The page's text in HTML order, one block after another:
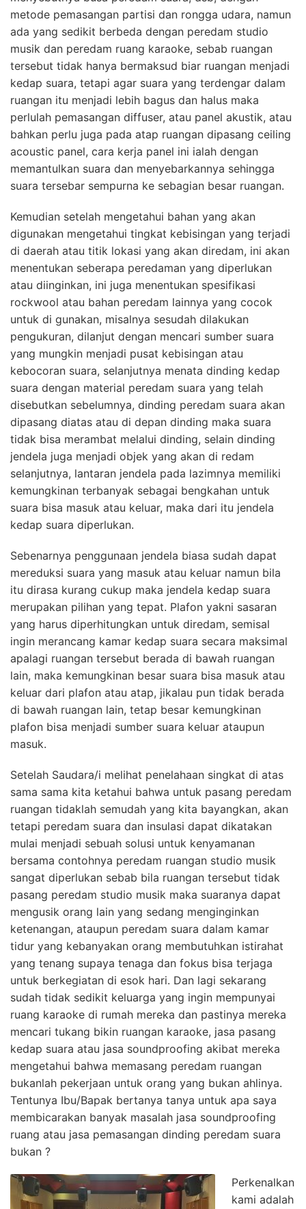
metode pemasangan partisi dan rongga udara, namun
ada yang sedikit berbeda dengan peredam studio
musik dan peredam ruang karaoke, sebab ruangan
tersebut tidak hanya bermaksud biar ruangan menjadi
kedap suara, tetapi agar suara yang terdengar dalam
ruangan itu menjadi lebih bagus dan halus maka
perlulah pemasangan diffuser, atau panel akustik, atau
bahkan perlu juga pada atap ruangan dipasang ceiling
acoustic panel, cara kerja panel ini ialah dengan
memantulkan suara dan menyebarkannya sehingga
suara tersebar sempurna ke sebagian besar ruangan.
Kemudian setelah mengetahui bahan yang akan
digunakan mengetahui tingkat kebisingan yang terjadi
di daerah atau titik lokasi yang akan diredam, ini akan
menentukan seberapa peredaman yang diperlukan
atau diinginkan, ini juga menentukan spesifikasi
rockwool atau bahan peredam lainnya yang cocok
untuk di gunakan, misalnya sesudah dilakukan
pengukuran, dilanjut dengan mencari sumber suara
yang mungkin menjadi pusat kebisingan atau
kebocoran suara, selanjutnya menata dinding kedap
suara dengan material peredam suara yang telah
disebutkan sebelumnya, dinding peredam suara akan
dipasang diatas atau di depan dinding maka suara
tidak bisa merambat melalui dinding, selain dinding
jendela juga menjadi objek yang akan di redam
selanjutnya, lantaran jendela pada lazimnya memiliki
kemungkinan terbanyak sebagai bengkahan untuk
suara bisa masuk atau keluar, maka dari itu jendela
kedap suara diperlukan.
Sebenarnya penggunaan jendela biasa sudah dapat
mereduksi suara yang masuk atau keluar namun bila
itu dirasa kurang cukup maka jendela kedap suara
merupakan pilihan yang tepat. Plafon yakni sasaran
yang harus diperhitungkan untuk diredam, semisal
ingin merancang kamar kedap suara secara maksimal
apalagi ruangan tersebut berada di bawah ruangan
lain, maka kemungkinan besar suara bisa masuk atau
keluar dari plafon atau atap, jikalau pun tidak berada
di bawah ruangan lain, tetap besar kemungkinan
plafon bisa menjadi sumber suara keluar ataupun
masuk.
Setelah Saudara/i melihat penelahaan singkat di atas
sama sama kita ketahui bahwa untuk pasang peredam
ruangan tidaklah semudah yang kita bayangkan, akan
tetapi peredam suara dan insulasi dapat dikatakan
mulai menjadi sebuah solusi untuk kenyamanan
bersama contohnya peredam ruangan studio musik
sangat diperlukan sebab bila ruangan tersebut tidak
pasang peredam studio musik maka suaranya dapat
mengusik orang lain yang sedang menginginkan
ketenangan, ataupun peredam suara dalam kamar
tidur yang kebanyakan orang membutuhkan istirahat
yang tenang supaya tenaga dan fokus bisa terjaga
untuk berkegiatan di esok hari. Dan lagi sekarang
sudah tidak sedikit keluarga yang ingin mempunyai
ruang karaoke di rumah mereka dan pastinya mereka
mencari tukang bikin ruangan karaoke, jasa pasang
kedap suara atau jasa soundproofing akibat mereka
mengetahui bahwa memasang peredam ruangan
bukanlah pekerjaan untuk orang yang bukan ahlinya.
Tentunya Ibu/Bapak bertanya tanya untuk apa saya
membicarakan banyak masalah jasa soundproofing
ruang atau jasa pemasangan dinding peredam suara
bukan ?
Perkenalkan
kami adalah